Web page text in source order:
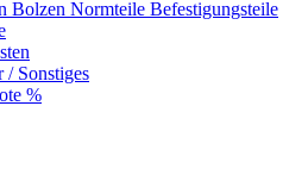
Bolzen Normteile Befestigungsteile
/ Sonstiges
%